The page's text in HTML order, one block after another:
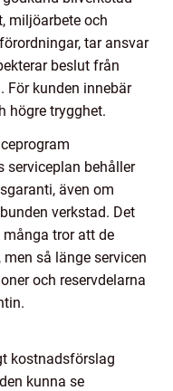
miljöarbete och
tar ansvar
beslut från
För kunden innebär
högre trygghet.
serviceplan behåller
även om
verkstad. Det
tror att de
så länge servicen
och reservdelarna
kostnadsförslag
kunna se